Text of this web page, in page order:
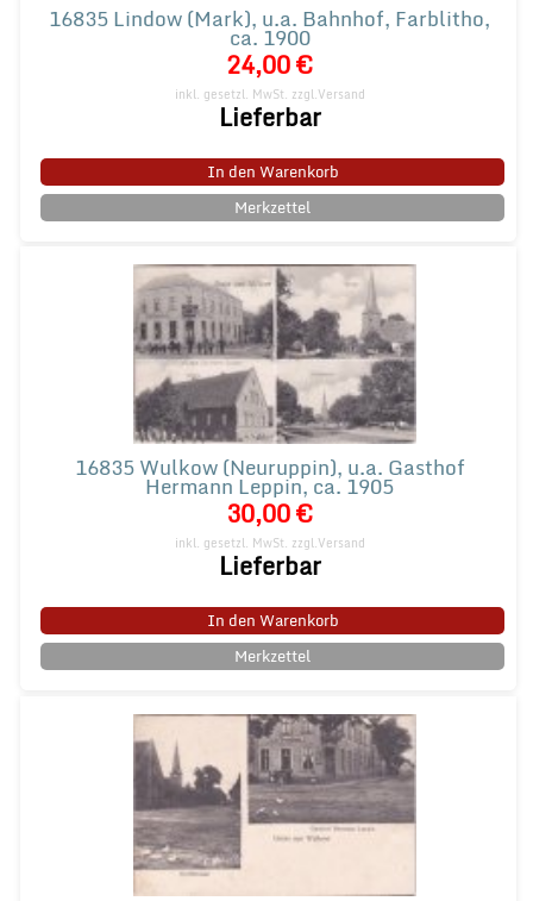
16835 Lindow (Mark), u.a. Bahnhof, Farblitho,
ca. 1900
24,00 €
inkl. gesetzl. MwSt. zzgl.Versand
Lieferbar
In den Warenkorb
Merkzettel
16835 Wulkow (Neuruppin), u.a. Gasthof
Hermann Leppin, ca. 1905
30,00 €
inkl. gesetzl. MwSt. zzgl.Versand
Lieferbar
In den Warenkorb
Merkzettel